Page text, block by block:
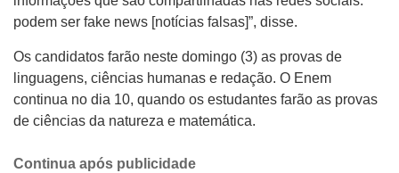
podem ser fake news [notícias falsas]”, disse.
Os candidatos farão neste domingo (3) as provas de
linguagens, ciências humanas e redação. O Enem
continua no dia 10, quando os estudantes farão as provas
de ciências da natureza e matemática.
Continua após publicidade